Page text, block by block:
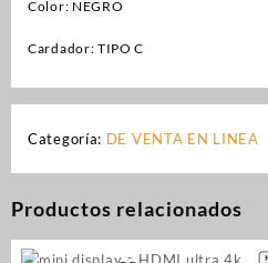
Color: NEGRO
Cardador: TIPO C
Categoría: DE VENTA EN LINEA
Productos relacionados